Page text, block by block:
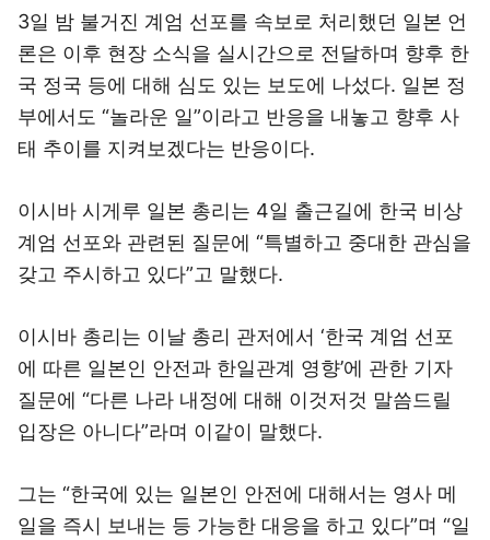
3일 밤 불거진 계엄 선포를 속보로 처리했던 일본 언
론은 이후 현장 소식을 실시간으로 전달하며 향후 한
국 정국 등에 대해 심도 있는 보도에 나섰다. 일본 정
부에서도 “놀라운 일”이라고 반응을 내놓고 향후 사
태 추이를 지켜보겠다는 반응이다.
이시바 시게루 일본 총리는 4일 출근길에 한국 비상
계엄 선포와 관련된 질문에 “특별하고 중대한 관심을
갖고 주시하고 있다”고 말했다.
이시바 총리는 이날 총리 관저에서 ‘한국 계엄 선포
에 따른 일본인 안전과 한일관계 영향’에 관한 기자
질문에 “다른 나라 내정에 대해 이것저것 말씀드릴
입장은 아니다”라며 이같이 말했다.
그는 “한국에 있는 일본인 안전에 대해서는 영사 메
일을 즉시 보내는 등 가능한 대응을 하고 있다”며 “일